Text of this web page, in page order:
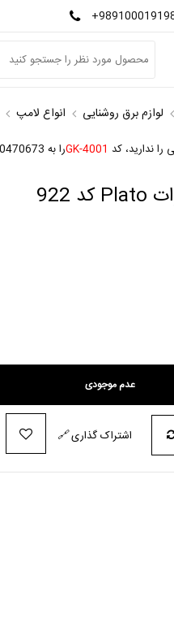
لوازم برق روشنایی انواع لامپ
را ندارید، کد GK-4001را به 3000470673 پیامک کنید
عدم موجودی
🔗اشتراک گذاری